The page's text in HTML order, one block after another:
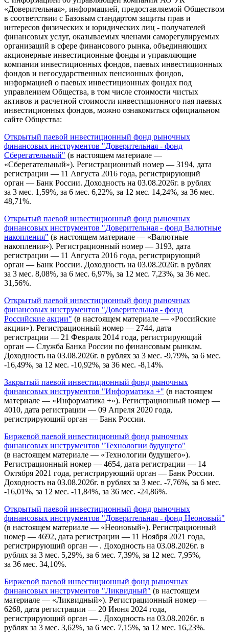
«Доверительная», информацией, предоставляемой Обществом
в соответствии с Базовым стандартом защиты прав и
интересов физических и юридических лиц - получателей
финансовых услуг, оказываемых членами саморегулируемых
организаций в сфере финансового рынка, объединяющих
акционерные инвестиционные фонды и управляющие
компании инвестиционных фондов, паевых инвестиционных
фондов и негосударственных пенсионных фондов,
информацией о паевых инвестиционных фондах под
управлением Общества, в том числе стоимости чистых
активов и расчетной стоимости инвестиционного пая паевых
инвестиционных фондов, можно ознакомиться официальном
сайте Общества:
Открытый паевой инвестиционный фонд рыночных
финансовых инструментов "Доверительная - фонд
Сберегательный" (в настоящем материале —
«Сберегательный»). Регистрационный номер — 3194, дата
регистрации — 11 Августа 2016 года, регистрирующий
орган — Банк России. Доходность на 03.08.2026г. в рублях
за 3 мес. 1,59%, за 6 мес. 6,22%, за 12 мес. 14,24%, за 36 мес.
48,71%.
Открытый паевой инвестиционный фонд рыночных
финансовых инструментов "Доверительная - фонд Валютные
накопления" (в настоящем материале — «Валютные
накопления»). Регистрационный номер — 3193, дата
регистрации — 11 Августа 2016 года, регистрирующий
орган — Банк России. Доходность на 03.08.2026г. в рублях
за 3 мес. 8,08%, за 6 мес. 6,97%, за 12 мес. 7,23%, за 36 мес.
31,56%.
Открытый паевой инвестиционный фонд рыночных
финансовых инструментов "Доверительная - фонд
Российские акции" (в настоящем материале — «Российские
акции»). Регистрационный номер — 2744, дата
регистрации — 21 Февраля 2014 года, регистрирующий
орган — Служба Банка России по финансовым рынкам.
Доходность на 03.08.2026г. в рублях за 3 мес. -9,79%, за 6 мес.
-16,49%, за 12 мес. -10,92%, за 36 мес. -8,14%.
Закрытый паевой инвестиционный фонд рыночных
финансовых инструментов "Информатика +" (в настоящем
материале — «Информатика +»). Регистрационный номер —
4010, дата регистрации — 09 Апреля 2020 года,
регистрирующий орган — Банк России.
Биржевой паевой инвестиционный фонд рыночных
финансовых инструментов "Технологии будущего"
(в настоящем материале — «Технологии будущего»).
Регистрационный номер — 4654, дата регистрации — 14
Октября 2021 года, регистрирующий орган — Банк России.
Доходность на 03.08.2026г. в рублях за 3 мес. -7,76%, за 6 мес.
-16,01%, за 12 мес. -11,84%, за 36 мес. -24,86%.
Открытый паевой инвестиционный фонд рыночных
финансовых инструментов "Доверительная - фонд Неоновый"
(в настоящем материале — «Неоновый»). Регистрационный
номер — 4692, дата регистрации — 11 Ноября 2021 года,
регистрирующий орган — . Доходность на 03.08.2026г. в
рублях за 3 мес. 5,29%, за 6 мес. 7,39%, за 12 мес. 7,95%,
за 36 мес. 34,10%.
Биржевой паевой инвестиционный фонд рыночных
финансовых инструментов "Ликвидный" (в настоящем
материале — «Ликвидный»). Регистрационный номер —
6268, дата регистрации — 20 Июня 2024 года,
регистрирующий орган — . Доходность на 03.08.2026г. в
рублях за 3 мес. 3,62%, за 6 мес. 7,15%, за 12 мес. 16,23%.